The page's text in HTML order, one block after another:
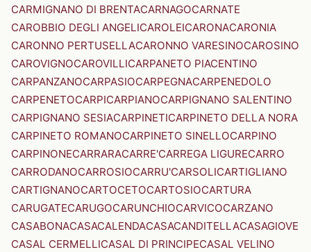
CARMIGNANO DI BRENTACARNAGOCARNATE
CAROBBIO DEGLI ANGELICAROLEICARONACARONIA
CARONNO PERTUSELLACARONNO VARESINOCAROSINO
CAROVIGNOCAROVILLICARPANETO PIACENTINO
CARPANZANOCARPASIOCARPEGNACARPENEDOLO
CARPENETOCARPICARPIANOCARPIGNANO SALENTINO
CARPIGNANO SESIACARPINETICARPINETO DELLA NORA
CARPINETO ROMANOCARPINETO SINELLOCARPINO
CARPINONECARRARACARRE'CARREGA LIGURECARRO
CARRODANOCARROSIOCARRU'CARSOLICARTIGLIANO
CARTIGNANOCARTOCETOCARTOSIOCARTURA
CARUGATECARUGOCARUNCHIOCARVICOCARZANO
CASABONACASACALENDACASACANDITELLACASAGIOVE
CASAL CERMELLICASAL DI PRINCIPECASAL VELINO